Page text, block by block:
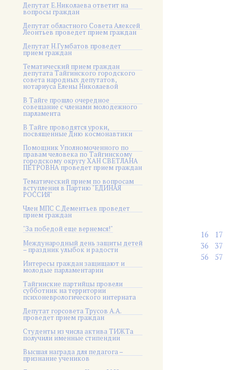
Депутат Е.Николаева ответит на
вопросы граждан
Депутат областного Совета Алексей
Леонтьев проведет прием граждан
Депутат Н.Гумбатов проведет
прием граждан
Тематический прием граждан
депутата Тайгинского городского
совета народных депутатов,
нотариуса Елены Николаевой
В Тайге прошло очередное
совещание с членами молодежного
парламента
В Тайге проводятся уроки,
посвященные Дню космонавтики
Помощник Уполномоченного по
правам человека по Тайгинскому
городскому округу ХАН СВЕТЛАНА
ПЕТРОВНА проведет прием граждан
Тематический прием по вопросам
вступления в Партию "ЕДИНАЯ
РОССИЯ"
Член МПС С.Дементьев проведет
прием граждан
"За победой еще вернемся!"
Международный день защиты детей
– праздник улыбок и радости
Интересы граждан защищают и
молодые парламентарии
Тайгинские партийцы провели
субботник на территории
психоневрологического интерната
Депутат горсовета Трусов А.А.
проведет прием граждан
Студенты из числа актива ТИЖТа
получили именные стипендии
Высшая награда для педагога –
признание учеников
16
17
36
37
56
57